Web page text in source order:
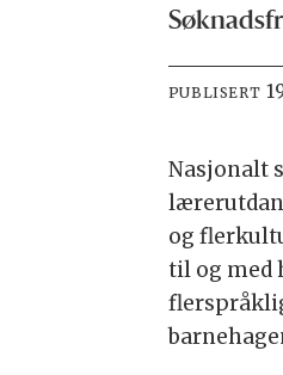
PUBLISERT
Nasjonalt
og
til og med